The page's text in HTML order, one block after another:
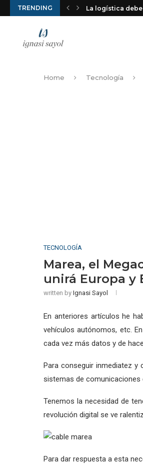
TRENDING La logística
Home Tecnología
TECNOLOGÍA
Marea, el
unirá Europa y
written by Ignasi Sayol
En anteriores artículos he
vehículos autónomos, etc.
cada vez más datos y de
Para conseguir inmediatez y
sistemas de comunicaciones
Tenemos la necesidad de
revolución digital se ve
Para dar respuesta a esta